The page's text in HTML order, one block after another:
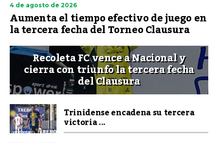
4 de agosto de 2026
Aumenta el tiempo efectivo de juego en
la tercera fecha del Torneo Clausura
Recoleta FC vence a Nacional y
cierra con triunfo la tercera fecha
del Clausura
Trinidense encadena su tercera
victoria ...